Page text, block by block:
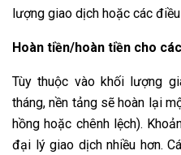
lượng giao dịch hoặc các
Hoàn tiền/hoàn tiền cho
Tùy thuộc vào khối lượng
tháng, nền tảng sẽ hoàn lại
hồng hoặc chênh lệch).
đại lý giao dịch nhiều hơn.